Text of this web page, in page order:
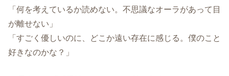
「何を考えているか読めない。不思議なオーラがあって目
が離せない」
「すごく優しいのに、どこか遠い存在に感じる。僕のこと
好きなのかな？」